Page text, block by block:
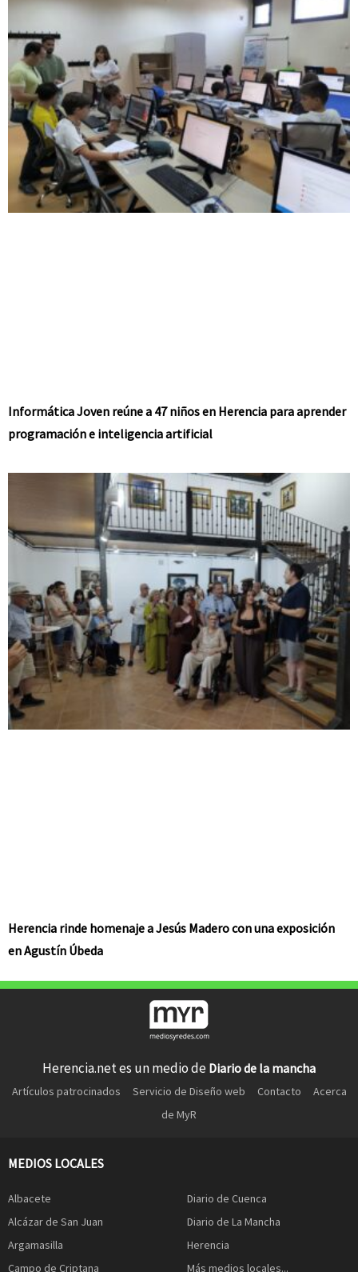
Informática Joven reúne a 47 niños en Herencia para aprender
programación e inteligencia artificial
Herencia rinde homenaje a Jesús Madero con una exposición
en Agustín Úbeda
Herencia.net es un medio de Diario de la mancha
Artículos patrocinados Servicio de Diseño web Contacto
Acerca
de MyR
MEDIOS LOCALES
Albacete
Alcázar de San Juan
Argamasilla
Campo de Criptana
Diario de Cuenca
Diario de La Mancha
Herencia
Más medios locales...